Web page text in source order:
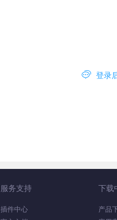
 登录
服务支持
插件中心
下载
产品